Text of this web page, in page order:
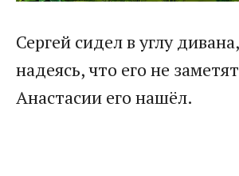
Сергей сидел в углу
надеясь, что его не
Анастасии его нашёл.